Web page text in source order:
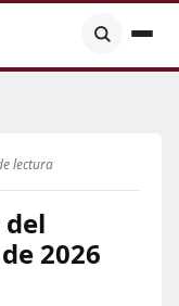
lectura
2026